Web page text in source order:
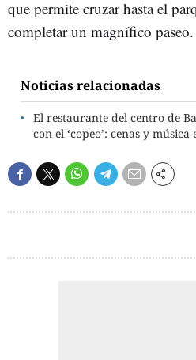
que permite cruzar hasta el
completar un magnífico paseo.
Noticias relacionadas
El restaurante del centro de
con el ‘copeo’: cenas y